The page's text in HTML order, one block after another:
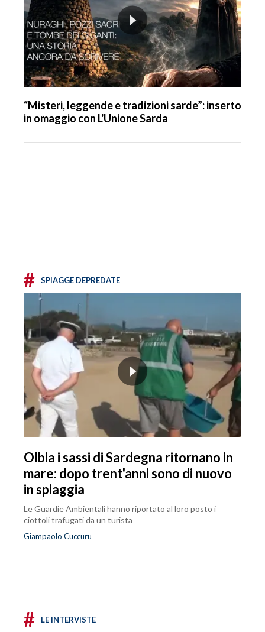
“Misteri, leggende e tradizioni sarde”: inserto
in omaggio con L'Unione Sarda
# SPIAGGE DEPREDATE
Olbia i sassi di Sardegna ritornano in
mare: dopo trent'anni sono di nuovo
in spiaggia
Le Guardie Ambientali hanno riportato al loro posto i
ciottoli trafugati da un turista
Giampaolo Cuccuru
# LE INTERVISTE